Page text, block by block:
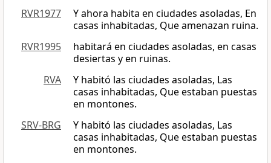
RVR1977
Y ahora habita en ciudades asoladas, En
casas inhabitadas, Que amenazan ruina.
RVR1995
habitará en ciudades asoladas, en casas
desiertas y en ruinas.
RVA
Y habitó las ciudades asoladas, Las
casas inhabitadas, Que estaban puestas
en montones.
SRV-BRG
Y habitó las ciudades asoladas, Las
casas inhabitadas, Que estaban puestas
en montones.